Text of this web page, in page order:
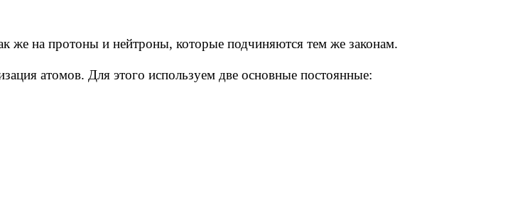
же на протоны и нейтроны, которые подчиняются тем же законам.
атомов. Для этого используем две основные постоянные: